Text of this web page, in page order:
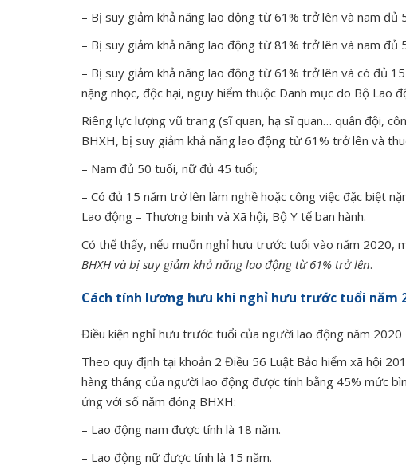
– Bị suy giảm khả năng lao động từ 61% trở lên và nam đủ
– Bị suy giảm khả năng lao động từ 81% trở lên và nam đủ
– Bị suy giảm khả năng lao động từ 61% trở lên và có đủ
nặng nhọc, độc hại, nguy hiểm thuộc Danh mục do Bộ Lao
Riêng lực lượng vũ trang (sĩ quan, hạ sĩ quan… quân đội,
BHXH, bị suy giảm khả năng lao động từ 61% trở lên và
– Nam đủ 50 tuổi, nữ đủ 45 tuổi;
– Có đủ 15 năm trở lên làm nghề hoặc công việc đặc biệt
Lao động – Thương binh và Xã hội, Bộ Y tế ban hành.
Có thể thấy, nếu muốn nghỉ hưu trước tuổi vào năm 2020,
BHXH và bị suy giảm khả năng lao động từ 61% trở lên.
Cách tính lương hưu khi nghỉ hưu trước tuổi năm
Điều kiện nghỉ hưu trước tuổi của người lao động năm 2020
Theo quy định tại khoản 2 Điều 56 Luật Bảo hiểm xã hội
hàng tháng của người lao động được tính bằng 45% mức
ứng với số năm đóng BHXH:
– Lao động nam được tính là 18 năm.
– Lao động nữ được tính là 15 năm.